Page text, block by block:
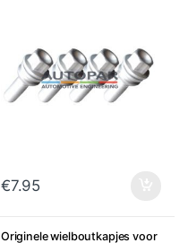
€7.95
Originele wielboutkapjes voor